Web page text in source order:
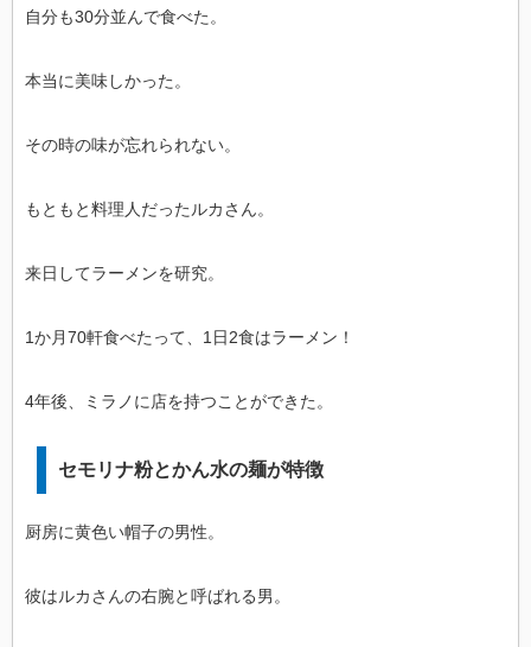
自分も30分並んで食べた。
本当に美味しかった。
その時の味が忘れられない。
もともと料理人だったルカさん。
来日してラーメンを研究。
1か月70軒食べたって、1日2食はラーメン！
4年後、ミラノに店を持つことができた。
セモリナ粉とかん水の麺が特徴
厨房に黄色い帽子の男性。
彼はルカさんの右腕と呼ばれる男。